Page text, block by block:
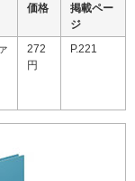
価格
掲載ペー
ジ
272
円
P.221